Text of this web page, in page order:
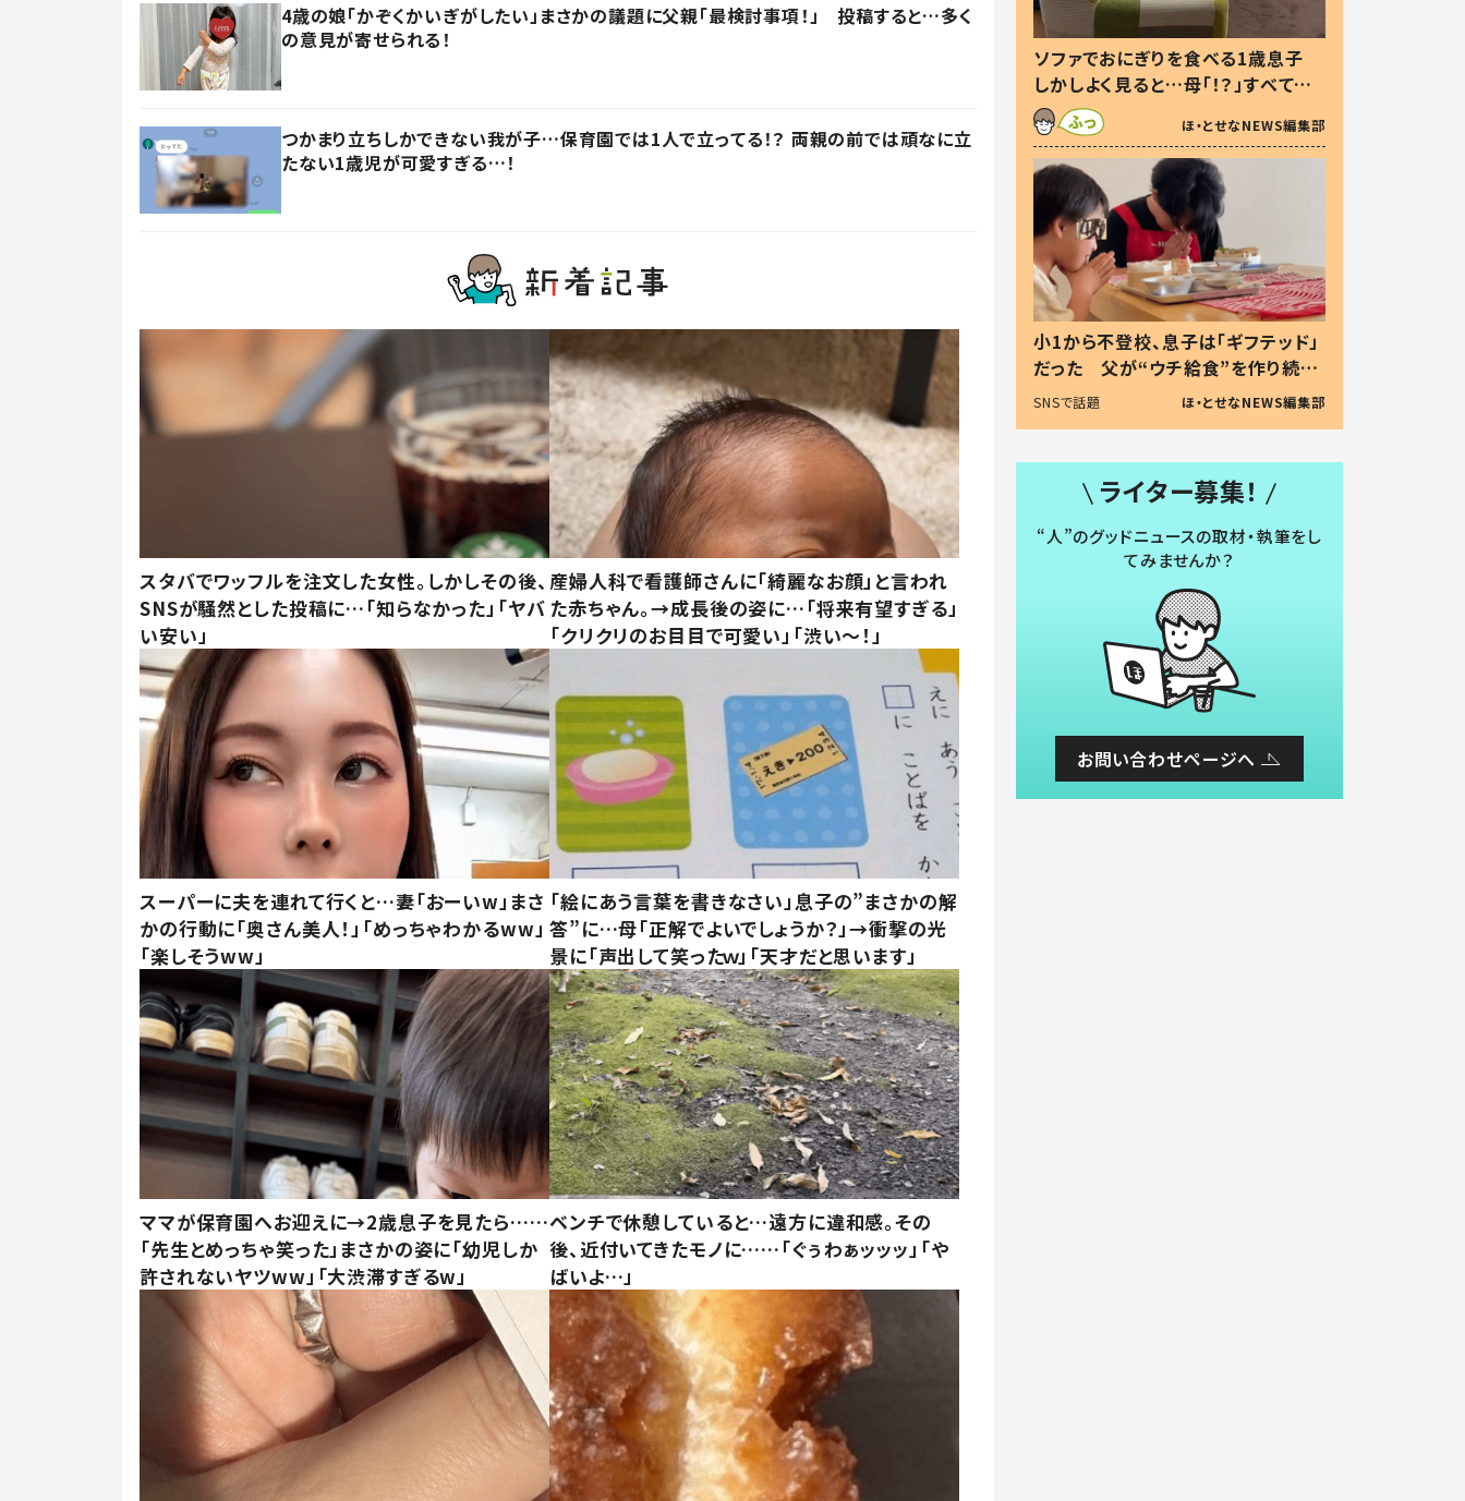
4歳の娘「かぞくかいぎがしたい」まさかの議題に父親「最検討事項！」 投稿すると…多く
の意見が寄せられる！
つかまり立ちしかできない我が子…保育園では1人で立ってる！？ 両親の前では頑なに立
たない1歳児が可愛すぎる…！
スタバでワッフルを注文した女性。しかしその後、
SNSが騒然とした投稿に…「知らなかった」「ヤバ
い安い」
産婦人科で看護師さんに「綺麗なお顔」と言われ
た赤ちゃん。→成長後の姿に…「将来有望すぎる」
「クリクリのお目目で可愛い」「渋い～！」
スーパーに夫を連れて行くと…妻「おーいw」まさ
かの行動に「奥さん美人！」「めっちゃわかるww」
「楽しそうww」
「絵にあう言葉を書きなさい」息子の”まさかの解
答”に…母「正解でよいでしょうか？」→衝撃の光
景に「声出して笑ったｗ」「天才だと思います」
ママが保育園へお迎えに→2歳息子を見たら……
「先生とめっちゃ笑った」まさかの姿に「幼児しか
許されないヤツww」「大渋滞すぎるw」
ベンチで休憩していると…遠方に違和感。その
後、近付いてきたモノに……「ぐぅわぁッッッ」「や
ばいよ…」
ソファでおにぎりを食べる1歳息子
しかしよく見ると…母「！？」すべてを
察した母の投稿に「可愛いから許
す！」「現行犯〜」
ほ・とせなNEWS編集部
小1から不登校、息子は「ギフテッド」
だった 父が“ウチ給食”を作り続け
る理由とは #令和の親 #令和の子
SNSで話題 ほ・とせなNEWS編集部
ライター募集！
“人”のグッドニュースの取材・執筆をし
てみませんか？
お問い合わせページへ